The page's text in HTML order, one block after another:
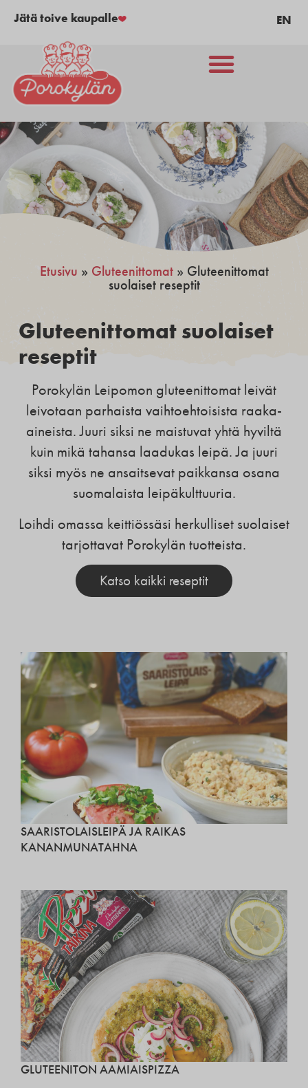
Jätä toive kaupalle EN
Etusivu » Gluteenittomat» Gluteenittomat
suolaiset reseptit
Gluteenittomat suolaiset
reseptit
Porokylän Leipomon gluteenittomat leivät
leivotaan parhaista vaihtoehtoisista raaka-
aineista. Juuri siksi ne maistuvat yhtä hyviltä
kuin mikä tahansa laadukas leipä. Ja juuri
siksi myös ne ansaitsevat paikkansa osana
suomalaista leipäkulttuuria.
Loihdi omassa keittiössäsi herkulliset suolaiset
tarjottavat Porokylän tuotteista.
Katso kaikki reseptit
SAARISTOLAISLEIPÄ JA RAIKAS
KANANMUNATAHNA
GLUTEENITON AAMIAISPIZZA